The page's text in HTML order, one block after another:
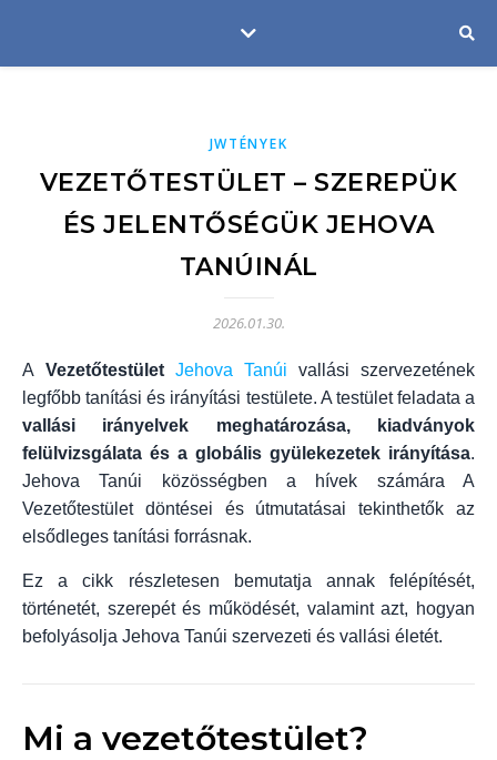
JWTÉNYEK
VEZETŐTESTÜLET – SZEREPÜK
ÉS JELENTŐSÉGÜK JEHOVA
TANÚINÁL
2026.01.30.
A Vezetőtestület Jehova Tanúi vallási szervezetének
legfőbb tanítási és irányítási testülete. A testület feladata a
vallási irányelvek meghatározása, kiadványok
felülvizsgálata és a globális gyülekezetek irányítása.
Jehova Tanúi közösségben a hívek számára A
Vezetőtestület döntései és útmutatásai tekinthetők az
elsődleges tanítási forrásnak.
Ez a cikk részletesen bemutatja annak felépítését,
történetét, szerepét és működését, valamint azt, hogyan
befolyásolja Jehova Tanúi szervezeti és vallási életét.
Mi a vezetőtestület?